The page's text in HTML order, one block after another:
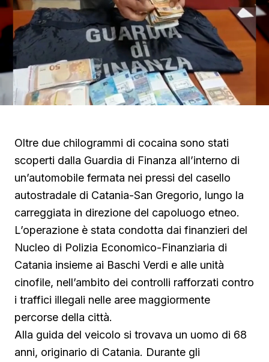
Oltre due chilogrammi di cocaina sono stati
scoperti dalla Guardia di Finanza all’interno di
un’automobile fermata nei pressi del casello
autostradale di Catania-San Gregorio, lungo la
carreggiata in direzione del capoluogo etneo.
L’operazione è stata condotta dai finanzieri del
Nucleo di Polizia Economico-Finanziaria di
Catania insieme ai Baschi Verdi e alle unità
cinofile, nell’ambito dei controlli rafforzati contro
i traffici illegali nelle aree maggiormente
percorse della città.
Alla guida del veicolo si trovava un uomo di 68
anni, originario di Catania. Durante gli